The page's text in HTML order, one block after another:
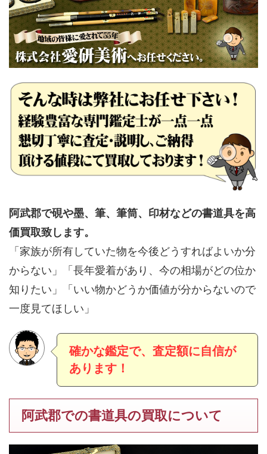
阿武郡で硯や墨、筆、筆筒、印材などの書道具を高
価買取致します。
「家族が所有していた物を今後どうすればよいか分
からない」「長年愛着があり、今の相場がどの位か
知りたい」「いい物かどうか価値が分からないので
一度見てほしい」
確かな鑑定で、査定額に自信が
あります！
阿武郡での書道具の買取について